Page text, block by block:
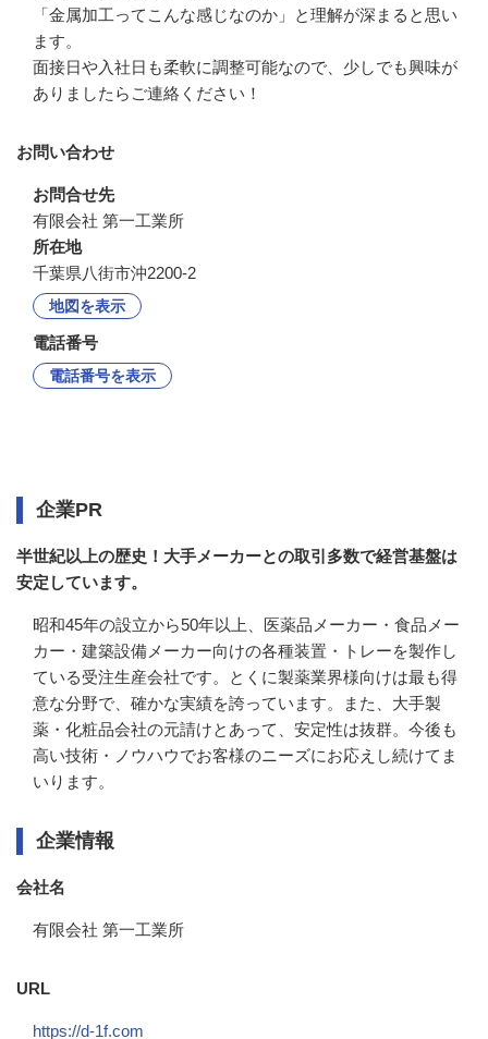
「金属加工ってこんな感じなのか」と理解が深まると思い
ます。
面接日や入社日も柔軟に調整可能なので、少しでも興味が
ありましたらご連絡ください！
お問い合わせ
お問合せ先
有限会社 第一工業所
所在地
千葉県八街市沖2200-2
地図を表示
電話番号
電話番号を表示
企業PR
半世紀以上の歴史！大手メーカーとの取引多数で経営基盤は
安定しています。
昭和45年の設立から50年以上、医薬品メーカー・食品メー
カー・建築設備メーカー向けの各種装置・トレーを製作し
ている受注生産会社です。とくに製薬業界様向けは最も得
意な分野で、確かな実績を誇っています。また、大手製
薬・化粧品会社の元請けとあって、安定性は抜群。今後も
高い技術・ノウハウでお客様のニーズにお応えし続けてま
いります。
企業情報
会社名
有限会社 第一工業所
URL
https://d-1f.com